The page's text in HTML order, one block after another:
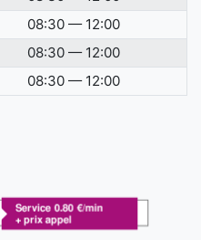
08:30 — 12:00
08:30 — 12:00
08:30 — 12:00